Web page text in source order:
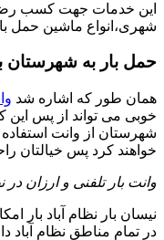
این خدمات جهت کسب
شهری،انواع ماشین حمل
حمل بار به شهرستان
همان طور که اشاره شد
خوبی می تواند از پس این
شهرستان از وانت استفاده
خواهند کرد پس خیالتان
وانت بار تلفنی و ارزان در
نیسان بار نظام آباد
در تمام مناطق نظام آباد